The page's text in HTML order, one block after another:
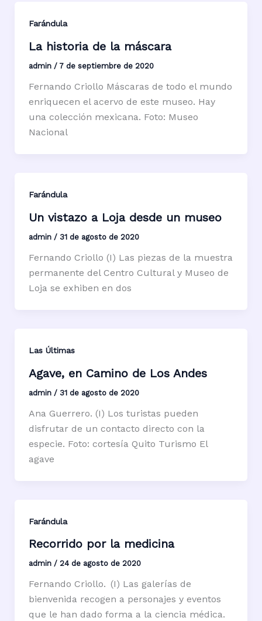
Farándula
La historia de la máscara
admin / 7 de septiembre de 2020
Fernando Criollo Máscaras de todo el mundo
enriquecen el acervo de este museo. Hay
una colección mexicana. Foto: Museo
Nacional
Farándula
Un vistazo a Loja desde un museo
admin / 31 de agosto de 2020
Fernando Criollo (I) Las piezas de la muestra
permanente del Centro Cultural y Museo de
Loja se exhiben en dos
Las Últimas
Agave, en Camino de Los Andes
admin / 31 de agosto de 2020
Ana Guerrero. (I) Los turistas pueden
disfrutar de un contacto directo con la
especie. Foto: cortesía Quito Turismo El
agave
Farándula
Recorrido por la medicina
admin / 24 de agosto de 2020
Fernando Criollo. (I) Las galerías de
bienvenida recogen a personajes y eventos
que le han dado forma a la ciencia médica.